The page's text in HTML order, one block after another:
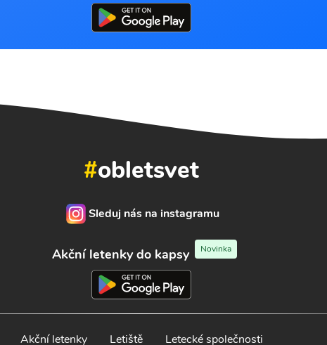
#obletsvet
Sleduj nás na instagramu
Akční letenky do kapsy Novinka
Akční letenky Letiště Letecké společnosti